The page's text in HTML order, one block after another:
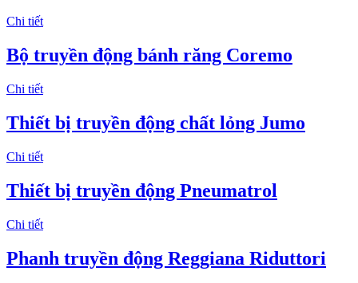
Chi tiết
Bộ truyền động bánh răng Coremo
Chi tiết
Thiết bị truyền động chất lỏng Jumo
Chi tiết
Thiết bị truyền động Pneumatrol
Chi tiết
Phanh truyền động Reggiana Riduttori